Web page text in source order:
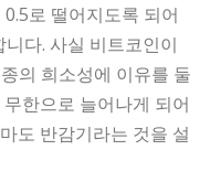
로 떨어지도록 되어
니다. 사실 비트코인이
의 희소성에 이유를 둘
한으로 늘어나게 되어
도 반감기라는 것을 설